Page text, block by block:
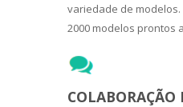
variedade de
2000 modelos prontos